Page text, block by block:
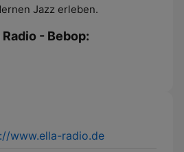
Jazz erleben.
- Bebop:
www.ella-radio.de